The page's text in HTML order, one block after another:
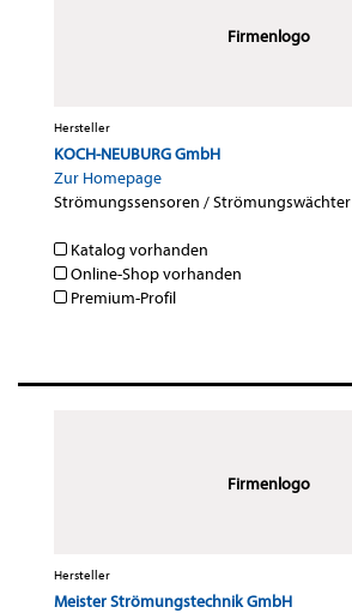
Firmenlogo
Hersteller
KOCH-NEUBURG GmbH
Zur Homepage
Strömungssensoren / Strömungswächter
Katalog vorhanden
Online-Shop vorhanden
Premium-Profil
Firmenlogo
Hersteller
Meister Strömungstechnik GmbH